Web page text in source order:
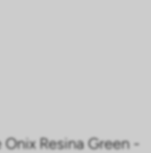
Resina Green -